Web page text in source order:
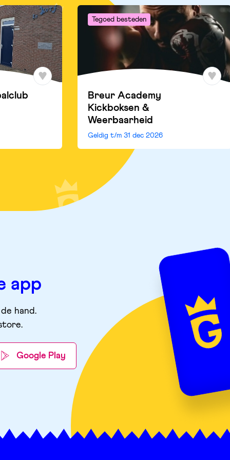
Tegoed besteden
Breur Academy
Kickboksen &
Weerbaarheid
Geldig t/m 31 dec 2026
app
hand.
.
Google Play